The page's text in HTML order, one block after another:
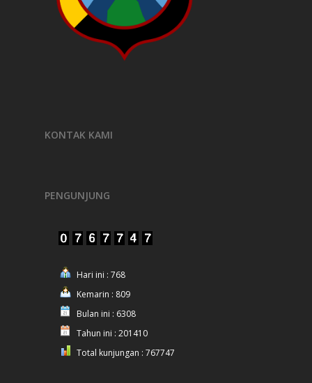
KONTAK KAMI
PENGUNJUNG
Hari ini : 768
Kemarin : 809
Bulan ini : 6308
Tahun ini : 201410
Total kunjungan : 767747